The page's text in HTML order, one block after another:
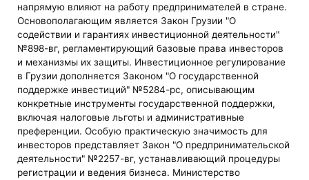
напрямую влияют на работу предпринимателей в стране.
Основополагающим является Закон Грузии "О
содействии и гарантиях инвестиционной деятельности"
№898-вг, регламентирующий базовые права инвесторов
и механизмы их защиты. Инвестиционное регулирование
в Грузии дополняется Законом "О государственной
поддержке инвестиций" №5284-рс, описывающим
конкретные инструменты государственной поддержки,
включая налоговые льготы и административные
преференции. Особую практическую значимость для
инвесторов представляет Закон "О предпринимательской
деятельности" №2257-вг, устанавливающий процедуры
регистрации и ведения бизнеса. Министерство